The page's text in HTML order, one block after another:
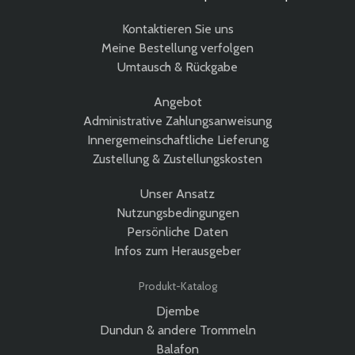
Kontaktieren Sie uns
Meine Bestellung verfolgen
Umtausch & Rückgabe
Angebot
Administrative Zahlungsanweisung
Innergemeinschaftliche Lieferung
Zustellung & Zustellungskosten
Unser Ansatz
Nutzungsbedingungen
Persönliche Daten
Infos zum Herausgeber
Produkt-Katalog
Djembe
Dundun & andere Trommeln
Balafon